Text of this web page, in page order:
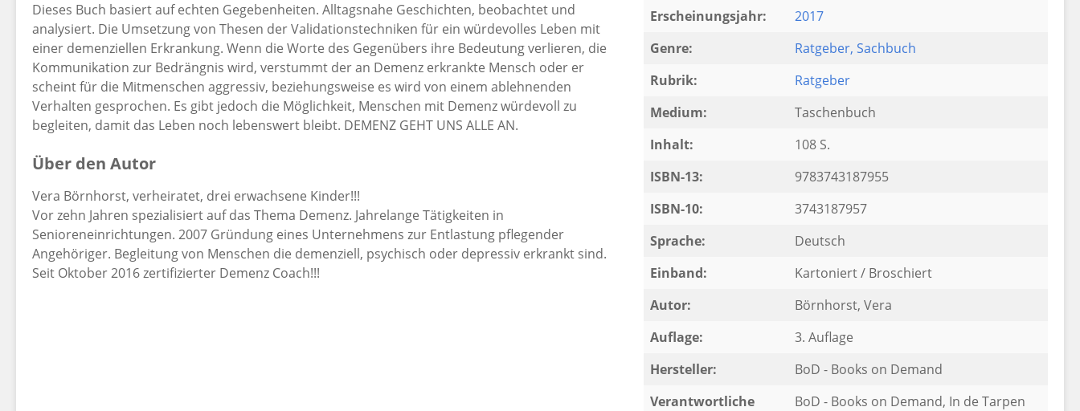
Dieses Buch basiert auf echten Gegebenheiten. Alltagsnahe Geschichten, beobachtet und
analysiert. Die Umsetzung von Thesen der Validationstechniken für ein würdevolles Leben mit
einer demenziellen Erkrankung. Wenn die Worte des Gegenübers ihre Bedeutung verlieren, die
Kommunikation zur Bedrängnis wird, verstummt der an Demenz erkrankte Mensch oder er
scheint für die Mitmenschen aggressiv, beziehungsweise es wird von einem ablehnenden
Verhalten gesprochen. Es gibt jedoch die Möglichkeit, Menschen mit Demenz würdevoll zu
begleiten, damit das Leben noch lebenswert bleibt. DEMENZ GEHT UNS ALLE AN.
Über den Autor
Vera Börnhorst, verheiratet, drei erwachsene Kinder!!!
Vor zehn Jahren spezialisiert auf das Thema Demenz. Jahrelange Tätigkeiten in
Senioreneinrichtungen. 2007 Gründung eines Unternehmens zur Entlastung pflegender
Angehöriger. Begleitung von Menschen die demenziell, psychisch oder depressiv erkrankt sind.
Seit Oktober 2016 zertifizierter Demenz Coach!!!
Erscheinungsjahr:
2017
Genre:
Ratgeber, Sachbuch
Rubrik:
Ratgeber
Medium:
Taschenbuch
Inhalt:
108 S.
ISBN-13:
9783743187955
ISBN-10:
3743187957
Sprache:
Deutsch
Einband:
Kartoniert / Broschiert
Autor:
Börnhorst, Vera
Auflage:
3. Auflage
Hersteller:
BoD - Books on Demand
Verantwortliche
BoD - Books on Demand, In de Tarpen